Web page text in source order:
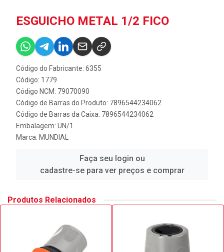
ESGUICHO METAL 1/2 FICO
Código do Fabricante: 6355
Código: 1779
Código NCM: 79070090
Código de Barras do Produto: 7896544234062
Código de Barras da Caixa: 7896544234062
Embalagem: UN/1
Marca: MUNDIAL
Faça seu login ou
cadastre-se para ver preços e comprar
Produtos Relacionados